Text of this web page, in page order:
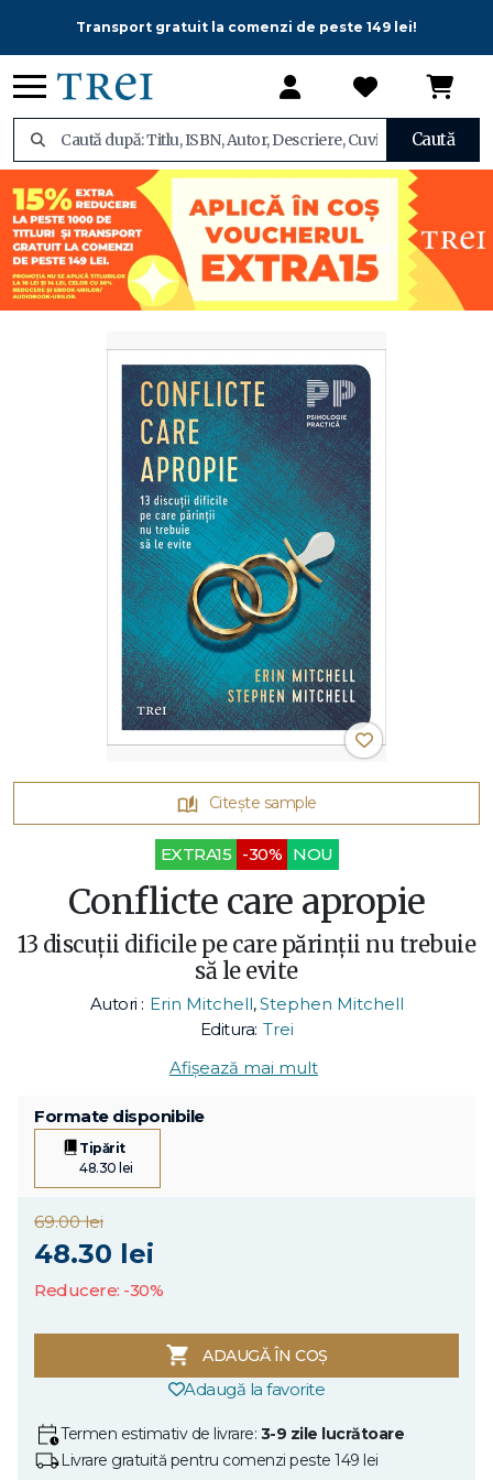
Transport gratuit la comenzi de peste 149 lei!
Caută
Citește sample
EXTRA15 -30% NOU
Conflicte care apropie
13 discuții dificile pe care părinții nu trebuie
să le evite
Autori : Erin Mitchell,Stephen Mitchell
Editura: Trei
Afișează mai mult
Formate disponibile
Tipărit
48.30 lei
69.00 lei
48.30 lei
Reducere: -30%
ADAUGĂ ÎN COȘ
Adaugă la favorite
Termen estimativ de livrare: 3-9 zile lucrătoare
Livrare gratuită pentru comenzi peste 149 lei